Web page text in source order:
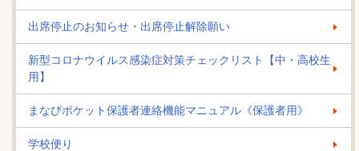
出席停止のお知らせ・出席停止解除願い
新型コロナウイルス感染症対策チェックリスト【中・高校生
用】
まなびポケット保護者連絡機能マニュアル《保護者用》
学校便り